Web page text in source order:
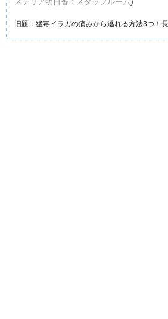
旧題：猛毒イラガの痛みから逃れる方法3つ！